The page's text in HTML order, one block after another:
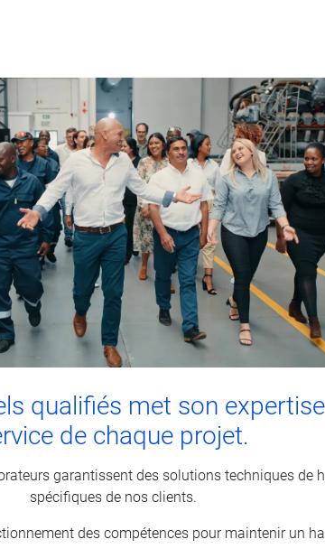
qualifiés met son
de chaque projet.
garantissent des solutions techniques de
spécifiques de nos clients.
des compétences pour maintenir un